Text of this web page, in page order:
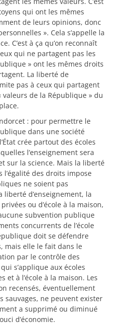
qui ont les mêmes
de leurs opinions, donc
». Cela s’appelle la
C’est à ça qu’on reconnaît
qui ne partagent pas les
» ont les mêmes droits
La liberté de
pas à ceux qui partagent
valeurs de la République » du
: pour permettre le
dans une société
crée partout des écoles
l’enseignement sera
sur la science. Mais la liberté
l’égalité des droits impose
ne soient pas
liberté d’enseignement, la
ou d’école à la maison,
subvention publique
concurrents de l’école
doit se défendre
mais elle le fait dans le
par le contrôle des
s’applique aux écoles
et à l’école à la maison. Les
recensés, éventuellement
sauvages, ne peuvent exister
a supprimé ou diminué
d’économie.